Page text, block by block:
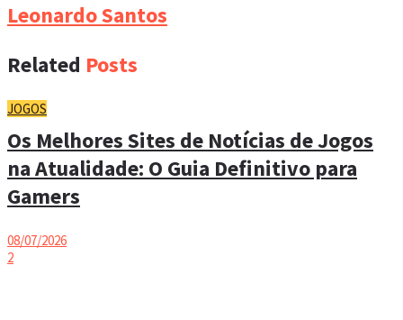
Leonardo Santos
Related Posts
JOGOS
Os Melhores Sites de Notícias de Jogos
na Atualidade: O Guia Definitivo para
Gamers
08/07/2026
2